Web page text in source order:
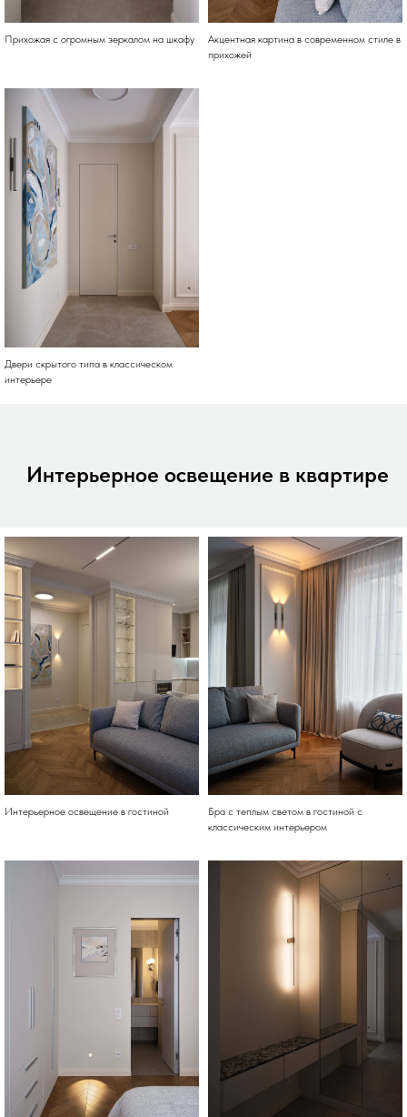
Прихожая с огромным зеркалом на шкафу
Акцентная картина в современном стиле в
прихожей
Двери скрытого типа в классическом
интерьере
Интерьерное освещение в квартире
Интерьерное освещение в гостиной
Бра с теплым светом в гостиной с
классическим интерьером